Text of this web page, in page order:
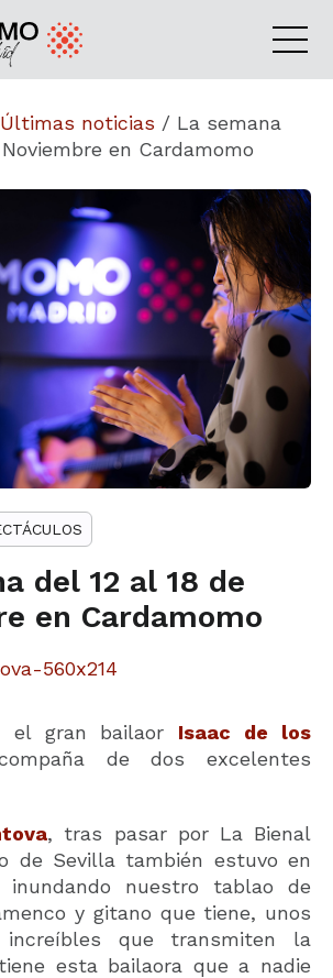
Últimas noticias / La semana
en Cardamomo
del 12 al 18 de
en Cardamomo
el gran bailaor Isaac de los
de dos excelentes
, tras pasar por La Bienal
de Sevilla también estuvo en
inundando nuestro tablao de
y gitano que tiene, unos
increíbles que transmiten la
esta bailaora que a nadie